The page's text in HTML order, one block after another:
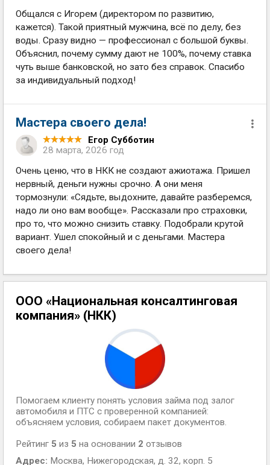
Общался с Игорем (директором по развитию,
кажется). Такой приятный мужчина, всё по делу, без
воды. Сразу видно — профессионал с большой буквы.
Объяснил, почему сумму дают не 100%, почему ставка
чуть выше банковской, но зато без справок. Спасибо
за индивидуальный подход!
Мастера своего дела!
Егор Субботин
28 марта, 2026 год
Очень ценю, что в НКК не создают ажиотажа. Пришел
нервный, деньги нужны срочно. А они меня
тормознули: «Сядьте, выдохните, давайте разберемся,
надо ли оно вам вообще». Рассказали про страховки,
про то, что можно снизить ставку. Подобрали крутой
вариант. Ушел спокойный и с деньгами. Мастера
своего дела!
ООО «Национальная консалтинговая
компания» (НКК)
Помогаем клиенту понять условия займа под залог
автомобиля и ПТС с проверенной компанией:
объясняем условия, собираем пакет документов.
Рейтинг 5 из 5 на основании 2 отзывов
Адрес: Москва, Нижегородская, д. 32, корп. 5